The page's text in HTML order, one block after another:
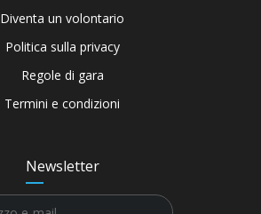
Diventa un volontario
Politica sulla privacy
Regole di gara
Termini e condizioni
Newsletter